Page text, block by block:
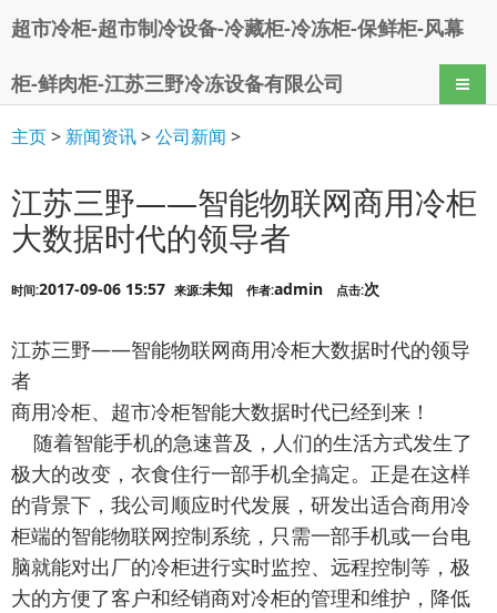
超市冷柜-超市制冷设备-冷藏柜-冷冻柜-保鲜柜-风幕
柜-鲜肉柜-江苏三野冷冻设备有限公司 导航
主页> 新闻资讯>公司新闻 >
江苏三野——智能物联网商用冷柜
大数据时代的领导者
时间:2017-09-06 15:57 来源:未知 作者:admin 点击:次
江苏三野——智能物联网商用冷柜大数据时代的领导
者
商用冷柜、超市冷柜智能大数据时代已经到来！
​ 随着智能手机的急速普及，人们的生活方式发生了
极大的改变，衣食住行一部手机全搞定。正是在这样
的背景下，我公司顺应时代发展，研发出适合商用冷
柜端的智能物联网控制系统，只需一部手机或一台电
脑就能对出厂的冷柜进行实时监控、远程控制等，极
大的方便了客户和经销商对冷柜的管理和维护，降低